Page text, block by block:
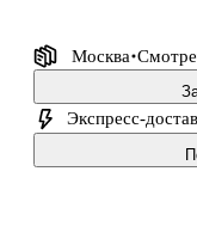
Москва
Экспресс-